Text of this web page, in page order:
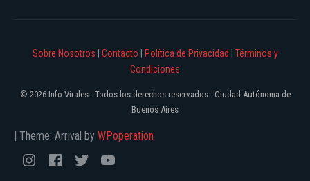
Sobre Nosotros Contacto Política de Privacidad
Términos y
Condiciones
© 2026 Info Virales - Todos los derechos reservados - Ciudad Autónoma de
Buenos Aires
| Theme: Arrival by WPoperation